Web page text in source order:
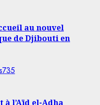
au nouvel
de Djibouti en
l’Aïd el-Adha